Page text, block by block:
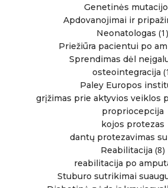
Genetinės
Apdovanojimai ir
Neonatologas (1)
Priežiūra pacientui po
Sprendimas dėl
osteointegracija
Paley Europos
grįžimas prie aktyvios veiklos
propriocepcija
kojos protezas
dantų protezavimas
Reabilitacija (8)
reabilitacija po
Stuburo sutrikimai